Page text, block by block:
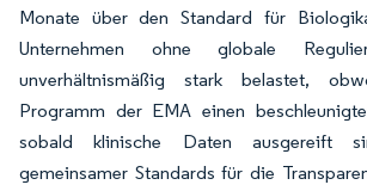
Monate über den Standard für
Unternehmen ohne globale
unverhältnismäßig stark belastet,
Programm der EMA einen
sobald klinische Daten ausgereift
gemeinsamer Standards für die